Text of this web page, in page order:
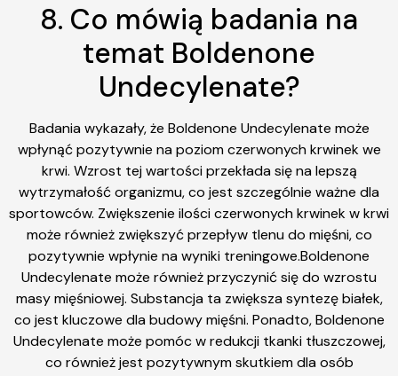
8. Co mówią badania na
temat Boldenone
Undecylenate?
Badania wykazały, że Boldenone Undecylenate może
wpłynąć pozytywnie na poziom czerwonych krwinek we
krwi. Wzrost tej wartości przekłada się na lepszą
wytrzymałość organizmu, co jest szczególnie ważne dla
sportowców. Zwiększenie ilości czerwonych krwinek w krwi
może również zwiększyć przepływ tlenu do mięśni, co
pozytywnie wpłynie na wyniki treningowe.Boldenone
Undecylenate może również przyczynić się do wzrostu
masy mięśniowej. Substancja ta zwiększa syntezę białek,
co jest kluczowe dla budowy mięśni. Ponadto, Boldenone
Undecylenate może pomóc w redukcji tkanki tłuszczowej,
co również jest pozytywnym skutkiem dla osób